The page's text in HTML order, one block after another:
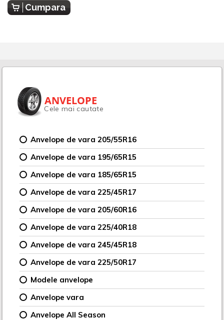
Cumpara
ANVELOPE
Cele mai cautate
Anvelope de vara 205/55R16
Anvelope de vara 195/65R15
Anvelope de vara 185/65R15
Anvelope de vara 225/45R17
Anvelope de vara 205/60R16
Anvelope de vara 225/40R18
Anvelope de vara 245/45R18
Anvelope de vara 225/50R17
Modele anvelope
Anvelope vara
Anvelope All Season